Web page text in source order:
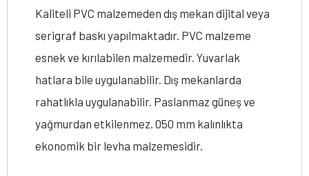
Kaliteli PVC malzemeden dış mekan dijital veya
serigraf baskı yapılmaktadır. PVC malzeme
esnek ve kırılabilen malzemedir. Yuvarlak
hatlara bile uygulanabilir. Dış mekanlarda
rahatlıkla uygulanabilir. Paslanmaz güneş ve
yağmurdan etkilenmez. 050 mm kalınlıkta
ekonomik bir levha malzemesidir.